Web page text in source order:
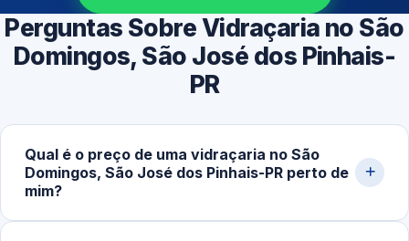
Perguntas Sobre Vidraçaria no São
Domingos, São José dos Pinhais-
PR
Qual é o preço de uma vidraçaria no São
Domingos, São José dos Pinhais-PR perto de
mim?